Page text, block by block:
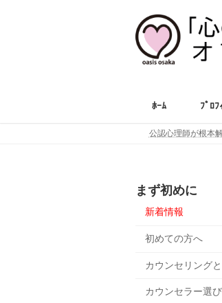
ﾎｰﾑ ﾌﾟﾛﾌ
公認心理師が根本
まず初めに
新着情報
初めての方へ
カウンセリング
カウンセラー選